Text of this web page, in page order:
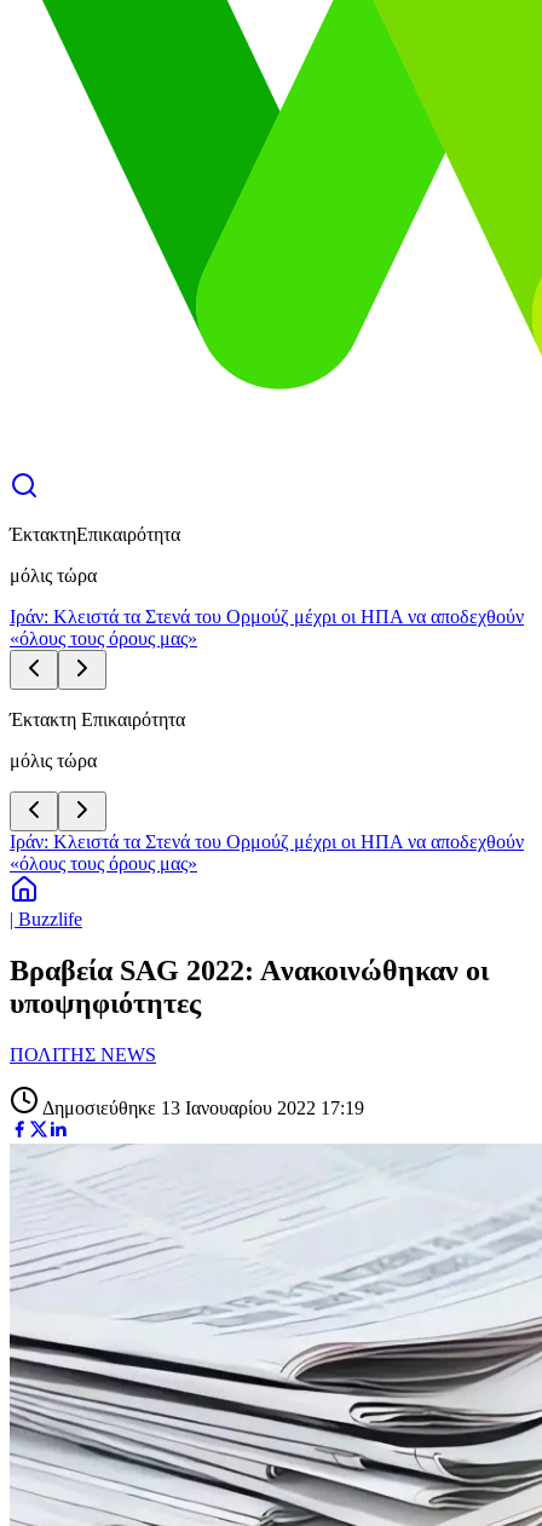
ΈκτακτηΕπικαιρότητα
μόλις τώρα
Ιράν: Κλειστά τα Στενά του Ορμούζ μέχρι οι ΗΠΑ να αποδεχθούν
«όλους τους όρους μας»
Έκτακτη Επικαιρότητα
μόλις τώρα
Ιράν: Κλειστά τα Στενά του Ορμούζ μέχρι οι ΗΠΑ να αποδεχθούν
«όλους τους όρους μας»
| Buzzlife
Βραβεία SAG 2022: Aνακοινώθηκαν οι
υποψηφιότητες
ΠΟΛΙΤΗΣ NEWS
Δημοσιεύθηκε 13 Ιανουαρίου 2022 17:19